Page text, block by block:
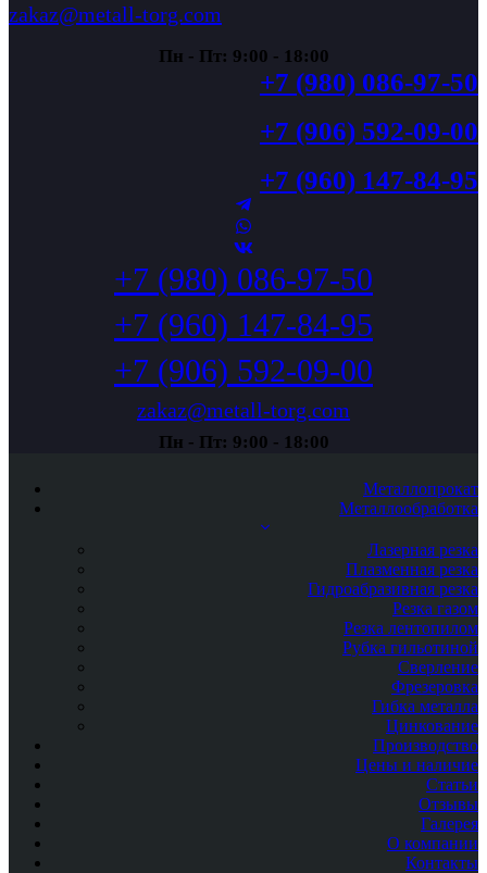
zakaz@metall-torg.com
Пн - Пт: 9:00 - 18:00
+7 (980) 086-97-50
+7 (906) 592-09-00
+7 (960) 147-84-95
+7 (980) 086-97-50
+7 (960) 147-84-95
+7 (906) 592-09-00
zakaz@metall-torg.com
Пн - Пт: 9:00 - 18:00
Металлопрокат
Металлообработка
Лазерная резка
Плазменная резка
Гидроабразивная резка
Резка газом
Резка лентопилом
Рубка гильотиной
Сверление
Фрезеровка
Гибка металла
Цинкование
Производство
Цены и наличие
Статьи
Отзывы
Галерея
О компании
Контакты